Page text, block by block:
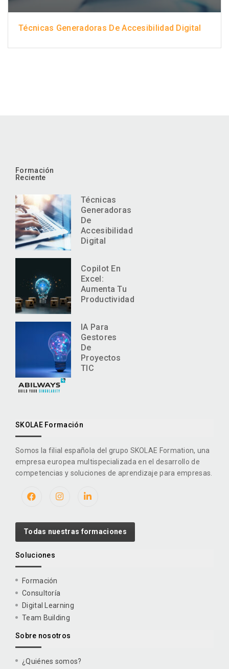
Técnicas Generadoras De Accesibilidad Digital
Formación
Reciente
Técnicas
Generadoras
De
Accesibilidad
Digital
Copilot En
Excel:
Aumenta Tu
Productividad
IA Para
Gestores
De
Proyectos
TIC
SKOLAE Formación
Somos la filial española del grupo SKOLAE Formation, una
empresa europea multispecializada en el desarrollo de
competencias y soluciones de aprendizaje para empresas.
Todas nuestras formaciones
Soluciones
Formación
Consultoría
Digital Learning
Team Building
Sobre nosotros
¿Quiénes somos?